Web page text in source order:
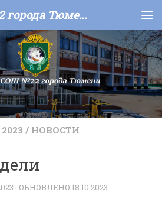
МАОУ СОШ № 22 города Тюмени
/ НОВОСТИ
· ОБНОВЛЕНО 18.10.2023